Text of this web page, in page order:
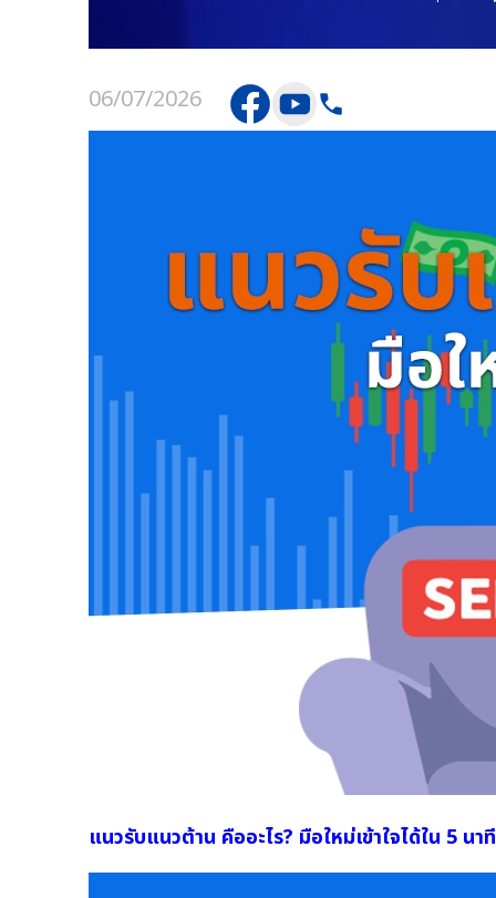
06/07/2026
แนวรับแนวต้าน คืออะไร? มือใหม่เข้าใจได้ใน 5 นาที